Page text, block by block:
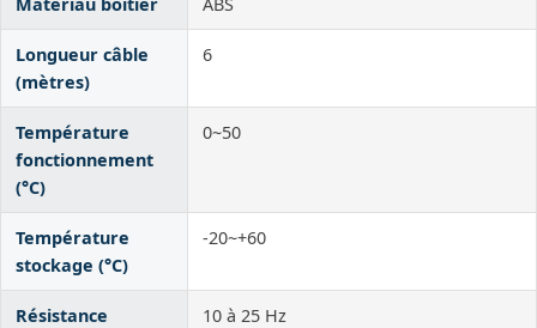
Longueur câble
(mètres)
6
Température
fonctionnement
(°C)
0~50
Température
stockage (°C)
-20~+60
Résistance
10 à 25 Hz